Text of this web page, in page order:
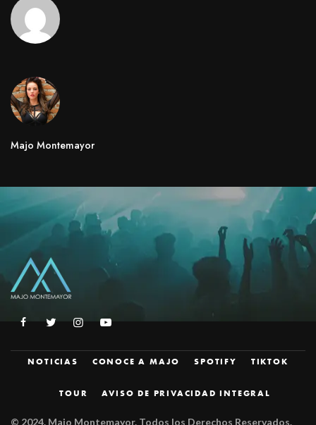
Majo Montemayor
NOTICIAS CONOCE A MAJO SPOTIFY TIKTOK
TOUR AVISO DE PRIVACIDAD INTEGRAL
© 2024. Majo Montemayor. Todos los Derechos Reservados.